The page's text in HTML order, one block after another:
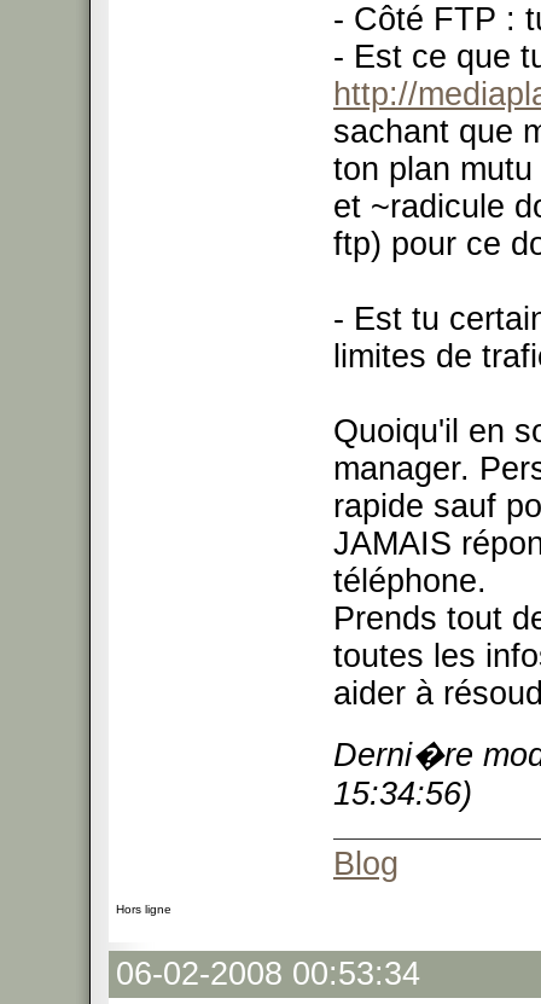
- Côté FTP :
- Est ce que
http://
sachant que
ton plan mutu
et ~radicule
ftp) pour ce
- Est tu
limites de
Quoiqu'il en
manager.
rapide sauf
JAMAIS
téléphone.
Prends tout
toutes les
aider à
Derni�re
15:34:56)
Blog
Hors ligne
06-02-2008 00:53:34